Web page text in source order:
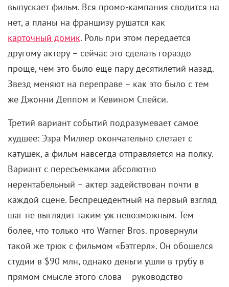
выпускает фильм. Вся промо-кампания сводится на
нет, а планы на франшизу рушатся как
карточный домик. Роль при этом передается
другому актеру – сейчас это сделать гораздо
проще, чем это было еще пару десятилетий назад.
Звезд меняют на переправе – как это было с тем
же Джонни Деппом и Кевином Спейси.
Третий вариант событий подразумевает самое
худшее: Эзра Миллер окончательно слетает с
катушек, а фильм навсегда отправляется на полку.
Вариант с пересъемками абсолютно
нерентабельный – актер задействован почти в
каждой сцене. Беспрецедентный на первый взгляд
шаг не выглядит таким уж невозможным. Тем
более, что только что Warner Bros. провернули
такой же трюк с фильмом «Бэтгерл». Он обошелся
студии в $90 млн, однако деньги ушли в трубу в
прямом смысле этого слова – руководство